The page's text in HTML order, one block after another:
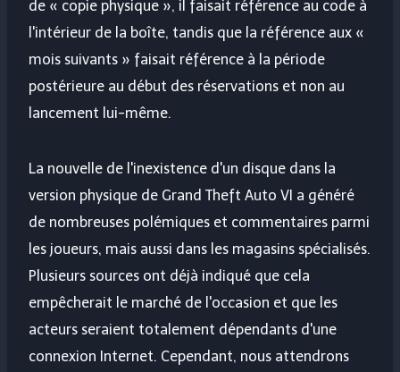
de « copie physique », il faisait référence au code à
l'intérieur de la boîte, tandis que la référence aux «
mois suivants » faisait référence à la période
postérieure au début des réservations et non au
lancement lui-même.
La nouvelle de l'inexistence d'un disque dans la
version physique de Grand Theft Auto VI a généré
de nombreuses polémiques et commentaires parmi
les joueurs, mais aussi dans les magasins spécialisés.
Plusieurs sources ont déjà indiqué que cela
empêcherait le marché de l'occasion et que les
acteurs seraient totalement dépendants d'une
connexion Internet. Cependant, nous attendrons